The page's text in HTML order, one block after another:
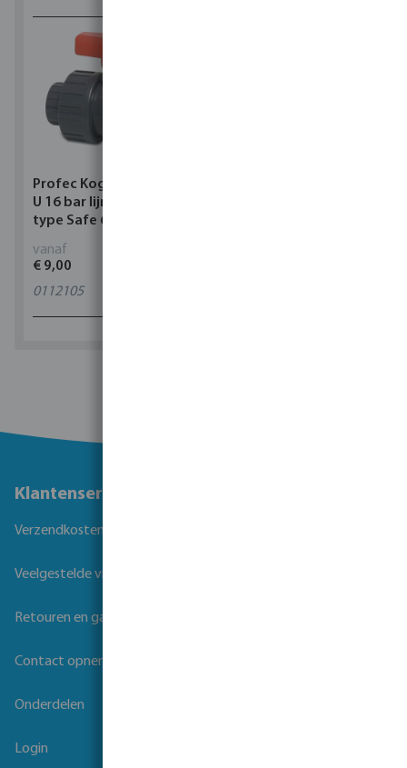
Profec Kogelkraan PVC-
U 16 bar lijmmof grijs
type Safe 600
vanaf
€ 9,00
0112105
Klantenservice
Verzendkosten
Veelgestelde vragen
Retouren en garantie
Contact opnemen
Onderdelen
Login